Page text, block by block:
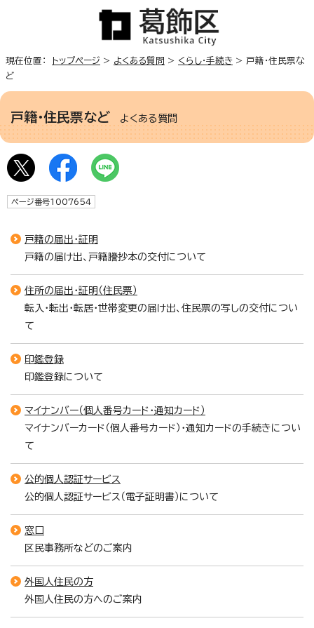
現在位置： トップページ > よくある質問 > くらし・手続き > 戸籍・住民票な
ど
戸籍・住民票など よくある質問
ページ番号1007654
戸籍の届出・証明
戸籍の届け出、戸籍謄抄本の交付について
住所の届出・証明（住民票）
転入・転出・転居・世帯変更の届け出、住民票の写しの交付につい
て
印鑑登録
印鑑登録について
マイナンバー（個人番号カード・通知カード）
マイナンバーカード（個人番号カード）・通知カードの手続きについ
て
公的個人認証サービス
公的個人認証サービス（電子証明書）について
窓口
区民事務所などのご案内
外国人住民の方
外国人住民の方へのご案内